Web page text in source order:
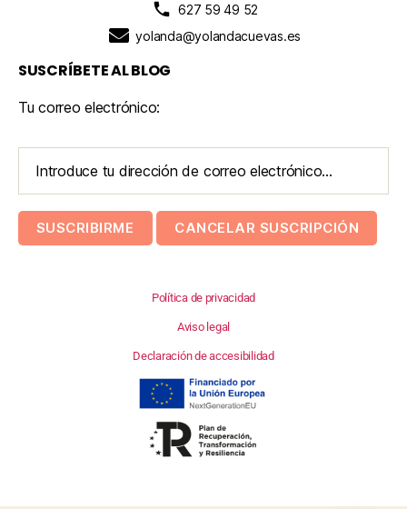
627 59 49 52
yolanda@yolandacuevas.es
SUSCRÍBETE AL BLOG
Tu correo electrónico:
Política de privacidad
Aviso legal
Declaración de accesibilidad